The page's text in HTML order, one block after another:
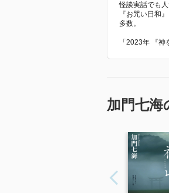
怪談実話でも
『お咒い日和
多数。
「2023年 『
加門七海